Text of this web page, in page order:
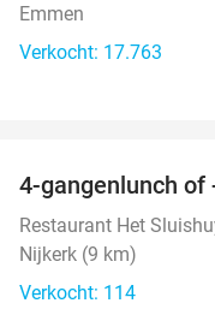
Emmen
Verkocht: 17.763
4-gangenlunch of
Restaurant Het
Nijkerk (9 km)
Verkocht: 114